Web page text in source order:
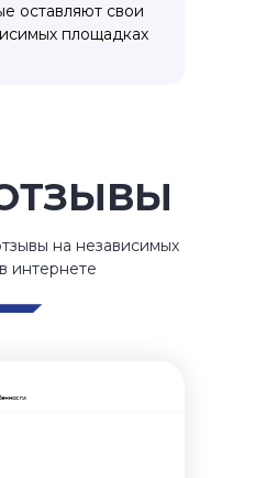
оставляют свои
площадках
на независимых
интернете